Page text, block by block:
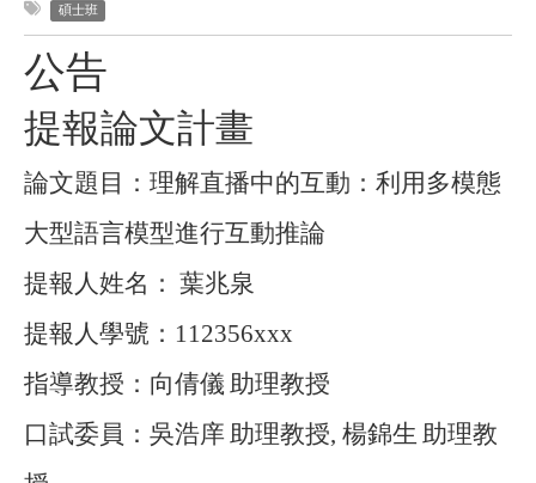
碩士班
公告
提報論文計畫
論文題目：理解直播中的互動：利用多模態
大型語言模型進行互動推論
提報人姓名： 葉兆泉
提報人學號： 112356xxx
指導教授：向倩儀 助理教授
口試委員：吳浩庠助理教授, 楊錦生 助理教